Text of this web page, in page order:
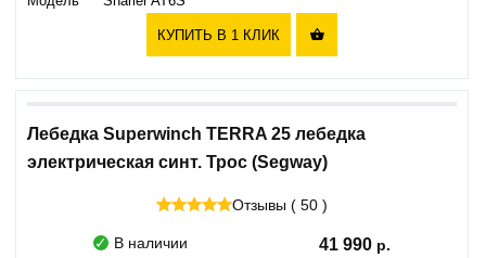
КУПИТЬ В 1 КЛИК 
Лебедка Superwinch TERRA 25 лебедка
электрическая синт. Трос (Segway)
Отзывы ( 50 )
В наличии 41 990